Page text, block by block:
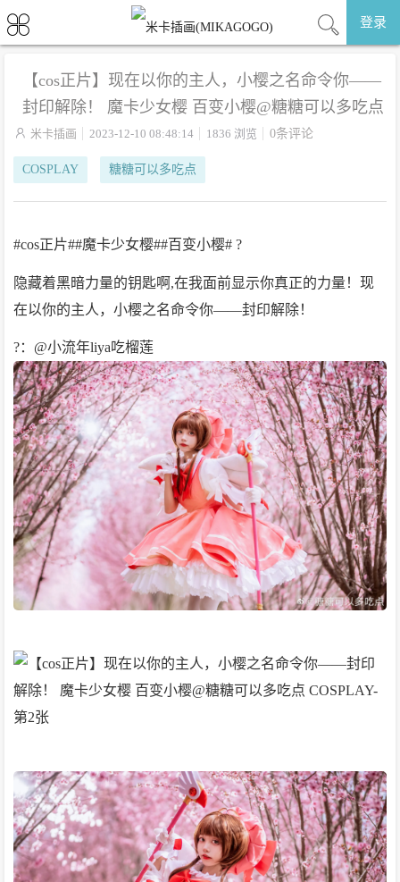
登录
【cos正片】现在以你的主人，小樱之名命令你——
封印解除！ 魔卡少女樱 百变小樱@糖糖可以多吃点
 米卡插画 2023-12-10 08:48:14 1836 浏览 0条评论
COSPLAY 糖糖可以多吃点
#cos正片##魔卡少女樱##百变小樱# ?
隐藏着黑暗力量的钥匙啊,在我面前显示你真正的力量！现
在以你的主人，小樱之名命令你——封印解除！
?：@小流年liya吃榴莲 ​​​